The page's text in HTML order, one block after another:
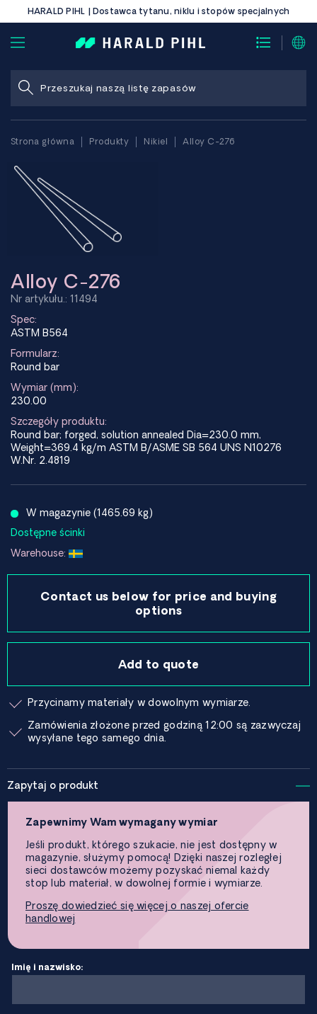
HARALD PIHL | Dostawca tytanu, niklu i stopów specjalnych
Strona główna Produkty Nikiel Alloy C-276
Alloy C-276
Nr artykułu.: 11494
Spec:
ASTM B564
Formularz:
Round bar
Wymiar (mm):
230.00
Szczegóły produktu:
Round bar; forged, solution annealed Dia=230.0 mm,
Weight=369.4 kg/m ASTM B/ASME SB 564 UNS N10276
W.Nr. 2.4819
W magazynie (1465.69 kg)
Dostępne ścinki
Warehouse:
Contact us below for price and buying
options
Add to quote
Przycinamy materiały w dowolnym wymiarze.
Zamówienia złożone przed godziną 12:00 są zazwyczaj
wysyłane tego samego dnia.
Zapytaj o produkt
Zapewnimy Wam wymagany wymiar
Jeśli produkt, którego szukacie, nie jest dostępny w
magazynie, służymy pomocą! Dzięki naszej rozległej
sieci dostawców możemy pozyskać niemal każdy
stop lub materiał, w dowolnej formie i wymiarze.
Proszę dowiedzieć się więcej o naszej ofercie
handlowej
Imię i nazwisko: